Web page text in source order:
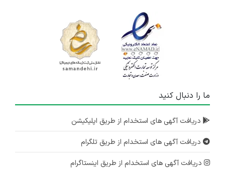
ما را دنبال کنید
دریافت آگهی های استخدام از طریق اپلیکیشن
دریافت آگهی های استخدام از طریق تلگرام
دریافت آگهی های استخدام از طریق اینستاگرام